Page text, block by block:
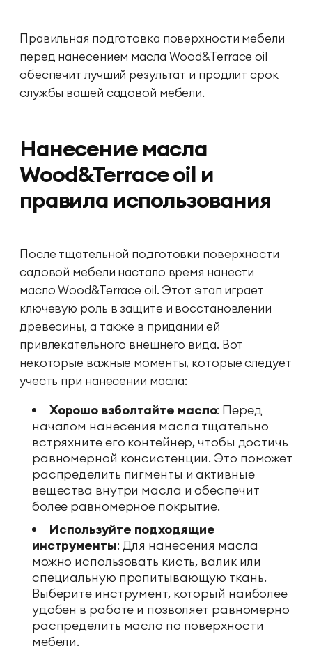
Правильная подготовка поверхности мебели
перед нанесением масла Wood&Terrace oil
обеспечит лучший результат и продлит срок
службы вашей садовой мебели.
Нанесение масла
Wood&Terrace oil и
правила использования
После тщательной подготовки поверхности
садовой мебели настало время нанести
масло Wood&Terrace oil. Этот этап играет
ключевую роль в защите и восстановлении
древесины, а также в придании ей
привлекательного внешнего вида. Вот
некоторые важные моменты, которые следует
учесть при нанесении масла:
Хорошо взболтайте масло: Перед
началом нанесения масла тщательно
встряхните его контейнер, чтобы достичь
равномерной консистенции. Это поможет
распределить пигменты и активные
вещества внутри масла и обеспечит
более равномерное покрытие.
Используйте подходящие
инструменты: Для нанесения масла
можно использовать кисть, валик или
специальную пропитывающую ткань.
Выберите инструмент, который наиболее
удобен в работе и позволяет равномерно
распределить масло по поверхности
мебели.